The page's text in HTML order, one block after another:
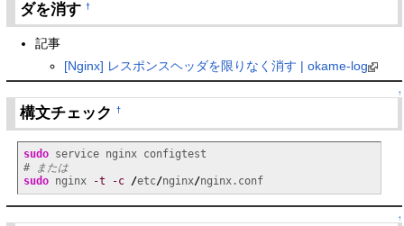
ダを消す†
記事
[Nginx] レスポンスヘッダを限りなく消す | okame-log
↑
構文チェック†
sudo
# または
sudo nginx -t -c /etc/nginx/nginx.conf
↑